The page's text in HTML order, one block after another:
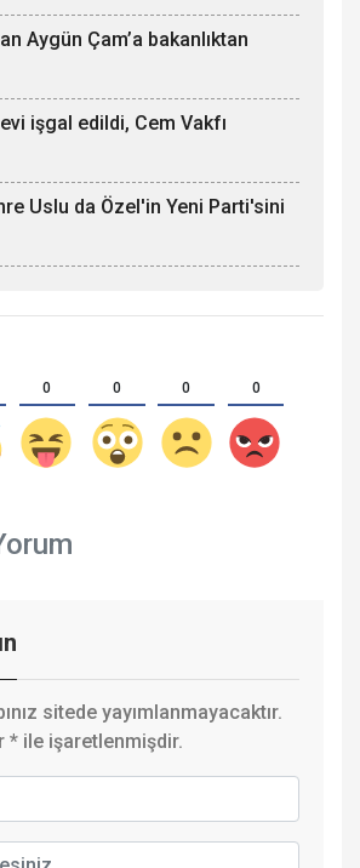
Aygün Çam’a bakanlıktan
işgal edildi, Cem Vakfı
Uslu da Özel'in Yeni Parti'sini
0 0 0 0
sitede yayımlanmayacaktır.
* ile işaretlenmişdir.